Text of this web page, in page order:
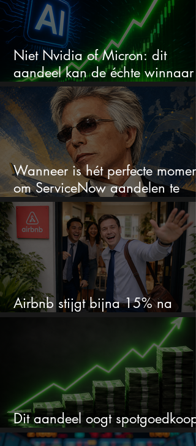
Niet Nvidia of Micron: dit
aandeel kan de échte winnaar
van de AI-race worden
Wanneer is hét perfecte moment
om ServiceNow aandelen te
kopen?
Airbnb stijgt bijna 15% na
cijfers: vooral dit AI-cijfer valt op
Dit aandeel oogt spotgoedkoop
voor hoeveel het kan stijgen